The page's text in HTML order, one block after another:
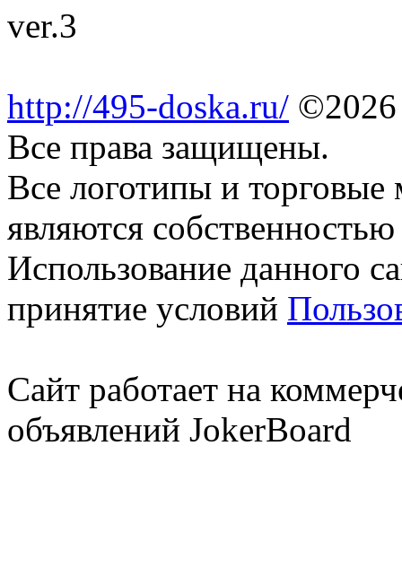
http://495-doska.ru/ ©2026
Все права защищены.
Все логотипы и торговые
являются
Использование данного
принятие условий
Сайт работает на
объявлений JokerBoard